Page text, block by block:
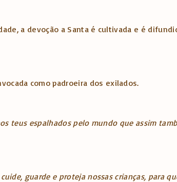
a devoção a Santa é cultivada e é
como padroeira dos exilados.
teus espalhados pelo mundo que assim
guarde e proteja nossas crianças, para